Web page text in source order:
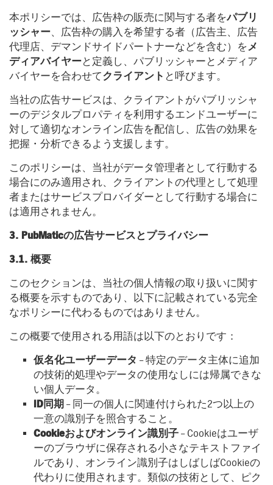
本ポリシーでは、広告枠の販売に関与する者をパブリ
ッシャー、広告枠の購入を希望する者（広告主、広告
代理店、デマンドサイドパートナーなどを含む）を メ
ディアバイヤーと定義し、パブリッシャーとメディア
バイヤーを合わせてクライアント と呼びます。
当社の広告サービスは、クライアントがパブリッシャ
ーのデジタルプロパティを利用するエンドユーザーに
対して適切なオンライン広告を配信し、広告の効果を
把握・分析できるよう支援します。
このポリシーは、当社がデータ管理者として行動する
場合にのみ適用され、クライアントの代理として処理
者またはサービスプロバイダーとして行動する場合に
は適用されません。
3. PubMaticの広告サービスとプライバシー
3.1. 概要
このセクションは、当社の個人情報の取り扱いに関す
る概要を示すものであり、以下に記載されている完全
なポリシーに代わるものではありません。
この概要で使用される用語は以下のとおりです：
仮名化ユーザーデータ – 特定のデータ主体に追加
の技術的処理やデータの使用なしには帰属できな
い個人データ。
ID同期 – 同一の個人に関連付けられた2つ以上の
一意の識別子を照合すること。
Cookieおよびオンライン識別子 – Cookieはユーザ
ーのブラウザに保存される小さなテキストファイ
ルであり、オンライン識別子はしばしばCookieの
代わりに使用されます。類似の技術として、ピク